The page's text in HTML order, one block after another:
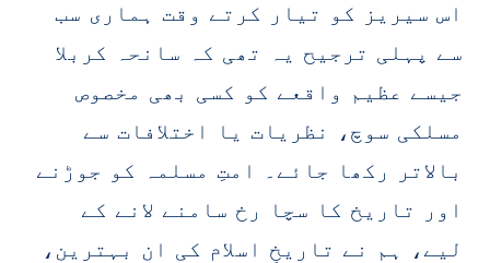
اس سیریز کو تیار کرتے وقت ہماری سب
سے پہلی ترجیح یہ تھی کہ سانحہ کربلا
جیسے عظیم واقعے کو کسی بھی مخصوص
مسلکی سوچ، نظریات یا اختلافات سے
بالاتر رکھا جائے۔ امتِ مسلمہ کو جوڑنے
اور تاریخ کا سچا رخ سامنے لانے کے
لیے، ہم نے تاریخِ اسلام کی ان بہترین،